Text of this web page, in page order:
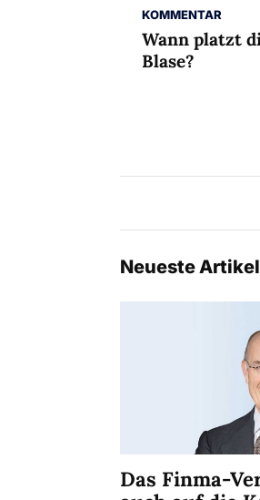
KOMMENTAR
Wann platzt
Blase?
Neueste Artikel
Das Finma-